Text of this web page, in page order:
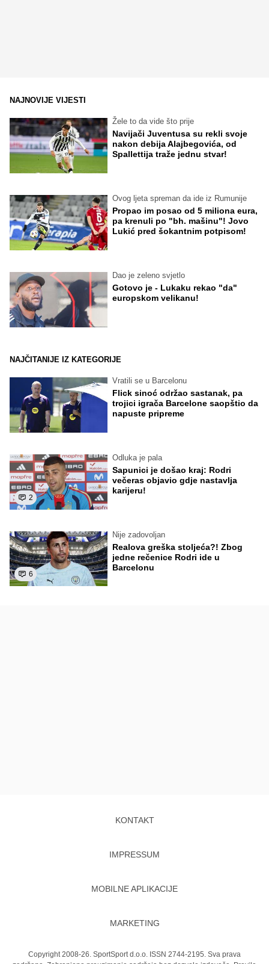
NAJNOVIJE VIJESTI
Žele to da vide što prije
Navijači Juventusa su rekli svoje
nakon debija Alajbegovića, od
Spallettija traže jednu stvar!
Ovog ljeta spreman da ide iz Rumunije
Propao im posao od 5 miliona eura,
pa krenuli po "bh. mašinu"! Jovo
Lukić pred šokantnim potpisom!
Dao je zeleno svjetlo
Gotovo je - Lukaku rekao "da"
europskom velikanu!
NAJČITANIJE IZ KATEGORIJE
Vratili se u Barcelonu
Flick sinoć održao sastanak, pa
trojici igrača Barcelone saopštio da
napuste pripreme
2
Odluka je pala
Sapunici je došao kraj: Rodri
večeras objavio gdje nastavlja
karijeru!
6
Nije zadovoljan
Realova greška stoljeća?! Zbog
jedne rečenice Rodri ide u
Barcelonu
KONTAKT
IMPRESSUM
MOBILNE APLIKACIJE
MARKETING
Copyright 2008-26. SportSport d.o.o. ISSN 2744-2195. Sva prava